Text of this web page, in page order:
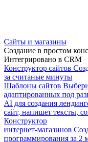
Сайты и магазины
Создание в простом
Интегрировано в CRM
Конструктор сайтов
за считаные минуты
Шаблоны сайтов
адаптированных под
AI для создания
сайт, напишет тексты,
Конструктор
интернет-магазинов
программирования за 2